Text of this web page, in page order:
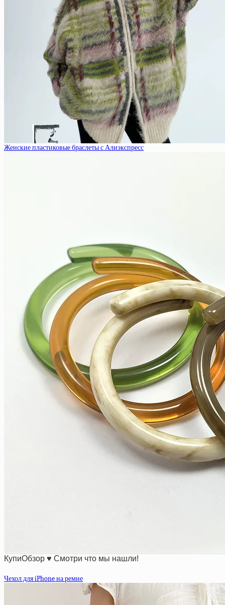
Женские пластиковые браслеты с Алиэкспресс
КупиОбзор ♥ Смотри что мы нашли!
Чехол для iPhone на ремне